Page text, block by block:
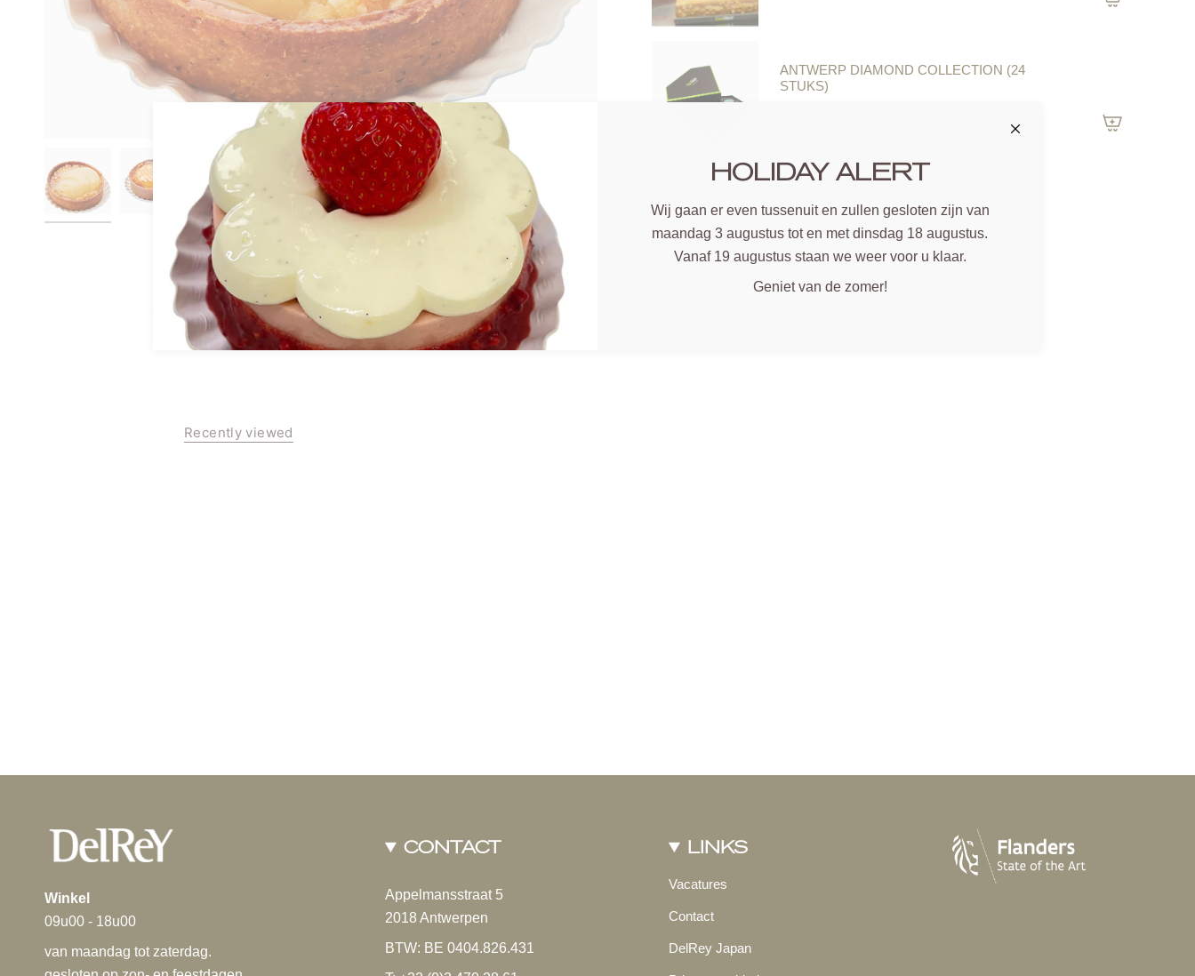
HOLIDAY ALERT
Wij gaan er even tussenuit en zullen gesloten zijn van
maandag 3 augustus tot en met dinsdag 18 augustus.
Vanaf 19 augustus staan we weer voor u klaar.
Geniet van de zomer!
ANTWERP DIAMOND COLLECTION (24
STUKS)
AFHALEN & VERZENDEN
Recently viewed
Winkel
09u00 - 18u00
van maandag tot zaterdag.
CONTACT
Appelmansstraat 5
2018 Antwerpen
BTW: BE 0404.826.431
LINKS
Vacatures
Contact
DelRey Japan